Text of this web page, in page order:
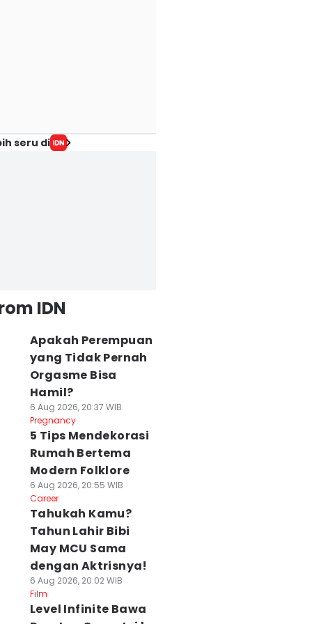
seru di
IDN
Apakah Perempuan
yang Tidak Pernah
Orgasme Bisa
Hamil?
6 Aug 2026, 20:37 WIB
Pregnancy
5 Tips Mendekorasi
Rumah Bertema
Modern Folklore
6 Aug 2026, 20:55 WIB
Career
Tahukah Kamu?
Tahun Lahir Bibi
May MCU Sama
dengan Aktrisnya!
6 Aug 2026, 20:02 WIB
Film
Level Infinite Bawa